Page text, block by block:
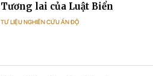
Tương lai của Luật Biển
TƯ LIỆU NGHIÊN CỨU ẤN ĐỘ